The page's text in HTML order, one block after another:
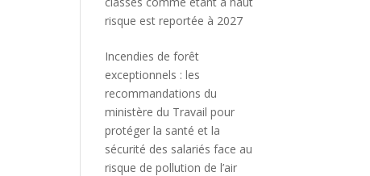
risque est reportée à 2027
Incendies de forêt
exceptionnels : les
recommandations du
ministère du Travail pour
protéger la santé et la
sécurité des salariés face au
risque de pollution de l’air